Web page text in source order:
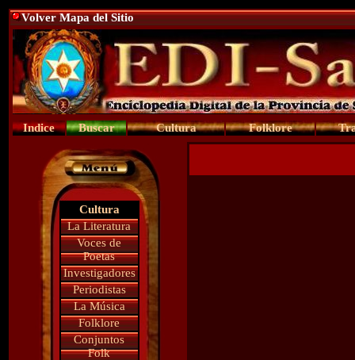
Volver Mapa del Sitio
Indice Buscar Cultura Folklore
Cultura
La Literatura
Voces de
Poetas
Investigadores
Periodistas
La Música
Folklore
Conjuntos
Folk